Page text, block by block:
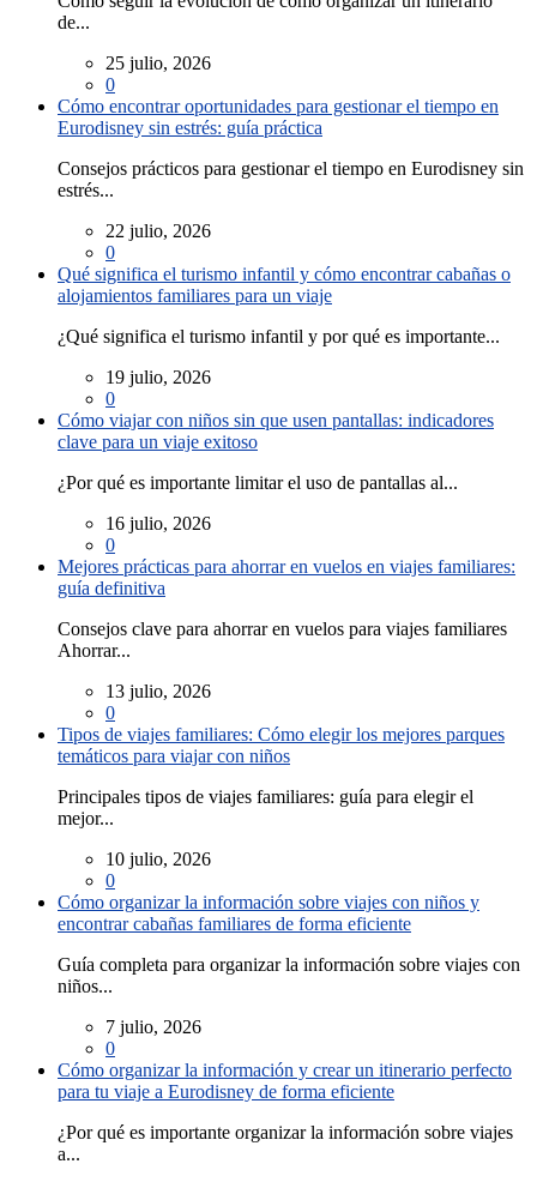
de...
25 julio, 2026
0
Cómo encontrar oportunidades para gestionar el tiempo en
Eurodisney sin estrés: guía práctica
Consejos prácticos para gestionar el tiempo en Eurodisney sin
estrés...
22 julio, 2026
0
Qué significa el turismo infantil y cómo encontrar cabañas o
alojamientos familiares para un viaje
¿Qué significa el turismo infantil y por qué es importante...
19 julio, 2026
0
Cómo viajar con niños sin que usen pantallas: indicadores
clave para un viaje exitoso
¿Por qué es importante limitar el uso de pantallas al...
16 julio, 2026
0
Mejores prácticas para ahorrar en vuelos en viajes familiares:
guía definitiva
Consejos clave para ahorrar en vuelos para viajes familiares
Ahorrar...
13 julio, 2026
0
Tipos de viajes familiares: Cómo elegir los mejores parques
temáticos para viajar con niños
Principales tipos de viajes familiares: guía para elegir el
mejor...
10 julio, 2026
0
Cómo organizar la información sobre viajes con niños y
encontrar cabañas familiares de forma eficiente
Guía completa para organizar la información sobre viajes con
niños...
7 julio, 2026
0
Cómo organizar la información y crear un itinerario perfecto
para tu viaje a Eurodisney de forma eficiente
¿Por qué es importante organizar la información sobre viajes
a...